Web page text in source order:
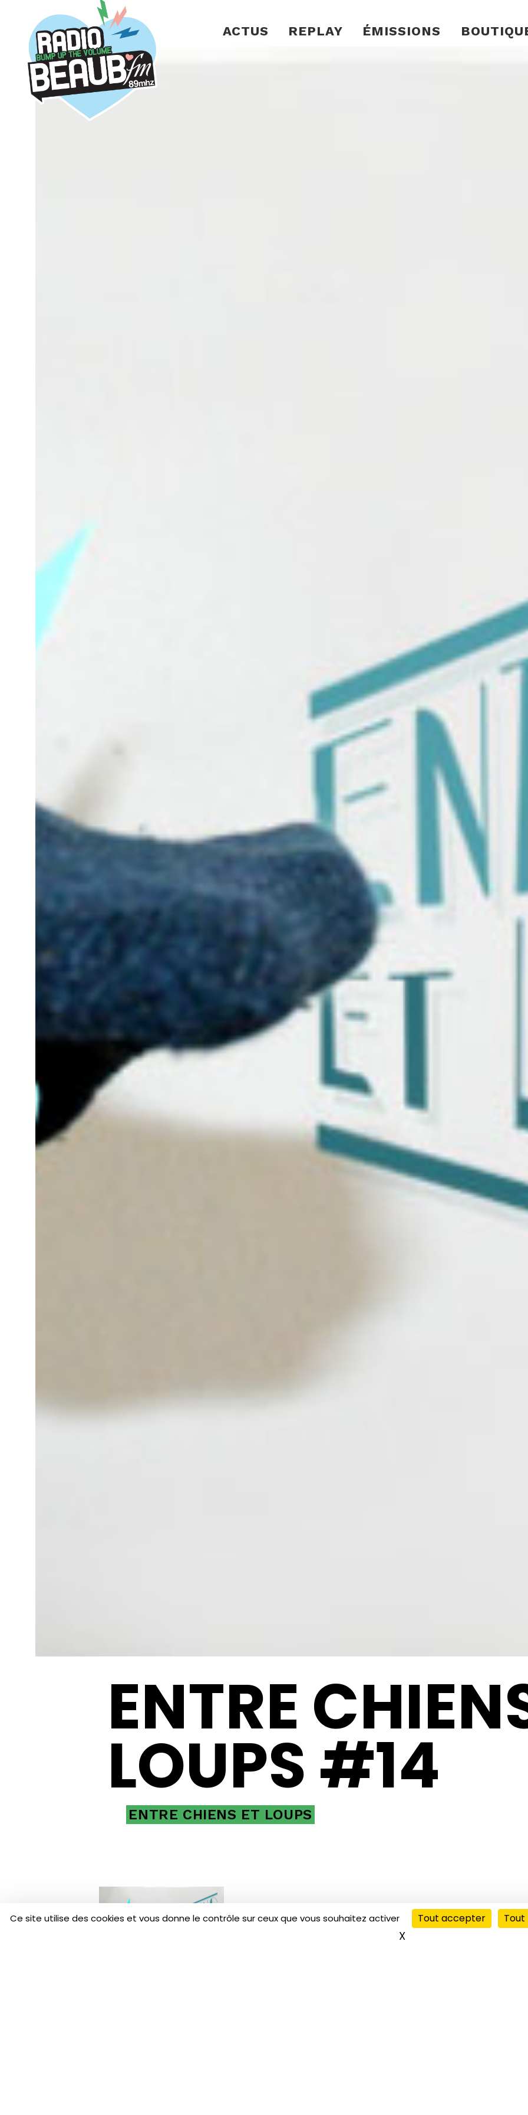
Panneau de gestion des cookies
Ce site utilise des cookies et vous donne le contrôle sur ceux que vous souhaitez activer Tout accepter Tout
XMasquer le bandeau
ACTUS REPLAY ÉMISSIONS
ENTRE
LOUPS #14
ENTRE CHIENS ET LOUPS